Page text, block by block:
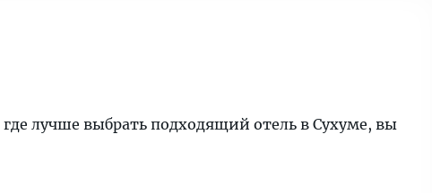
лучше выбрать подходящий отель в Сухуме, вы